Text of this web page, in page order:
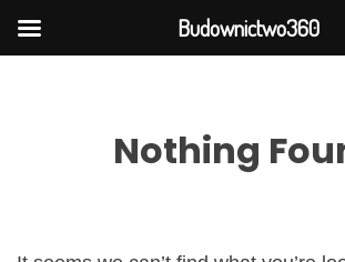
Nothing
Budownictwo360